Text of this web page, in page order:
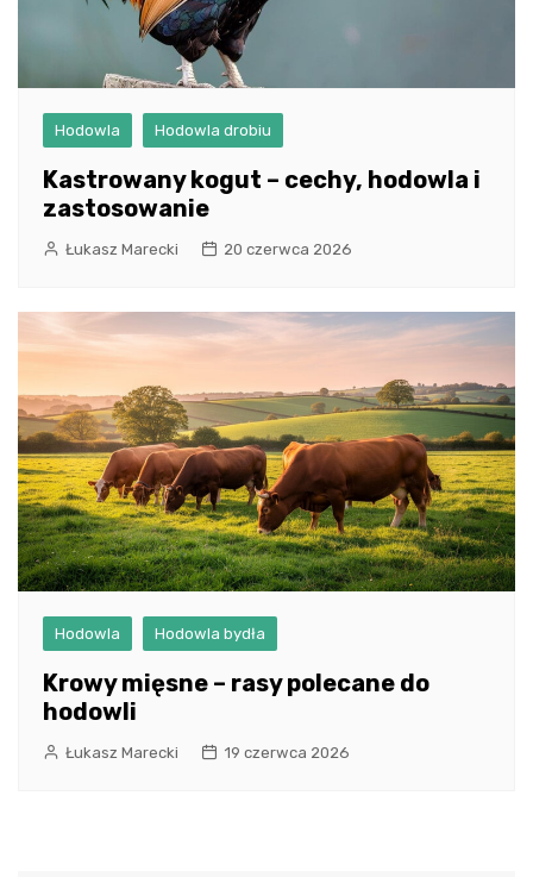
Hodowla Hodowla drobiu
Kastrowany kogut – cechy, hodowla i
zastosowanie
Łukasz Marecki 20 czerwca 2026
Hodowla Hodowla bydła
Krowy mięsne – rasy polecane do
hodowli
Łukasz Marecki 19 czerwca 2026